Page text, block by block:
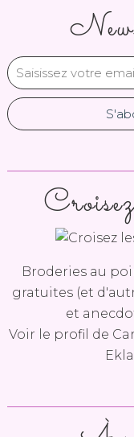
Broderies au
gratuites (et
et
Voir le profil de